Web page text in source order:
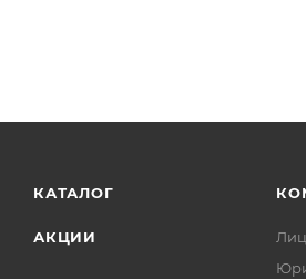
КАТАЛОГ
АКЦИИ